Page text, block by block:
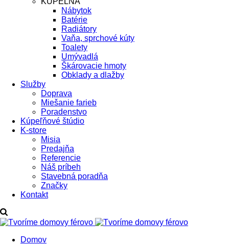
Nábytok
Batérie
Radiátory
Vaňa, sprchové kúty
Toalety
Umývadlá
Škárovacie hmoty
Obklady a dlažby
Služby
Doprava
Miešanie farieb
Poradenstvo
Kúpeľňové štúdio
K-store
Misia
Predajňa
Referencie
Náš príbeh
Stavebná poradňa
Značky
Kontakt
Domov